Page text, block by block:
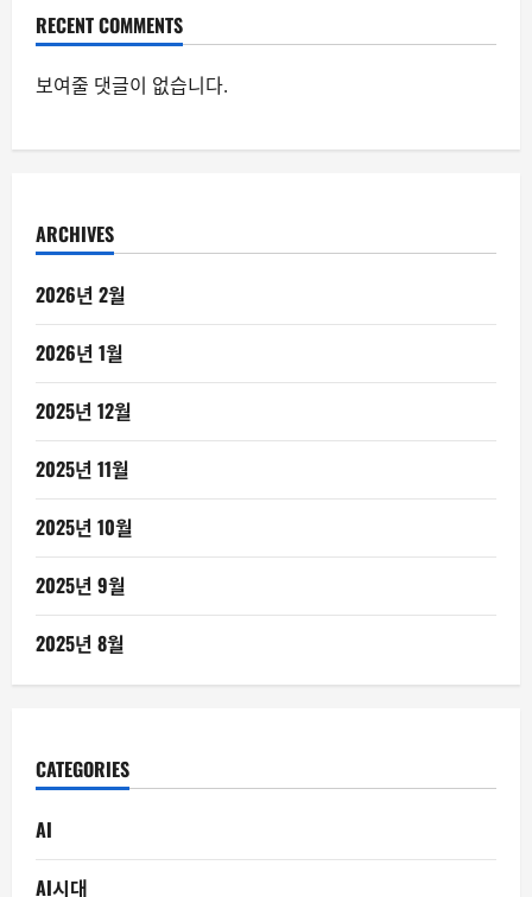
RECENT COMMENTS
보여줄 댓글이 없습니다.
ARCHIVES
2026년 2월
2026년 1월
2025년 12월
2025년 11월
2025년 10월
2025년 9월
2025년 8월
CATEGORIES
AI
AI시대